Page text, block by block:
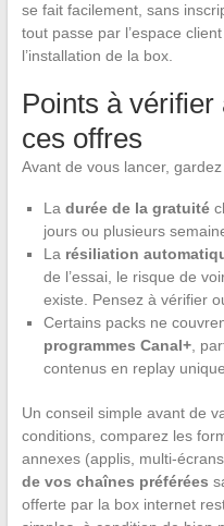
se fait facilement, sans
tout passe par l’espace
l’installation de la box.
Points à
ces offres
Avant de vous lancer,
La durée de la gratuité
jours ou plusieurs
La résiliation
de l’essai, le risque de
existe. Pensez à vérifier
Certains packs ne
programmes Canal+,
contenus en replay
Un conseil simple avant de
conditions, comparez les
annexes (applis, multi-
de vos chaînes préférées
offerte par la box internet